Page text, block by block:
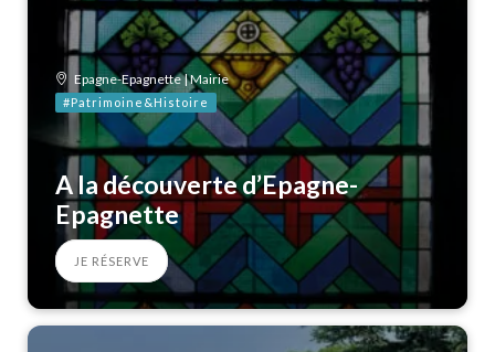
Epagne-Epagnette | Mairie
#Patrimoine&Histoire
A la découverte d’Epagne-
Epagnette
JE RÉSERVE